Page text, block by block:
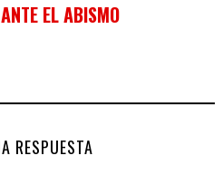
EL ABISMO
RESPUESTA